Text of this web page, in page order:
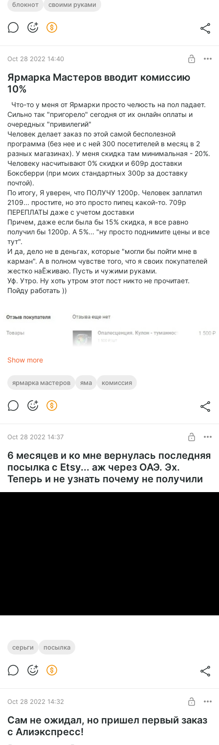
блокнот своими руками
Oct 28 2022 14:40
Ярмарка Мастеров вводит комиссию
10%
Что-то у меня от Ярмарки просто челюсть на пол падает.
Сильно так "пригорело" сегодня от их онлайн оплаты и
очередных "привилегий"
Человек делает заказ по этой самой бесполезной
программа (без нее и с ней 300 посетителей в месяц в 2
разных магазинах). У меня скидка там минимальная - 20%.
Человеку насчитывают 0% скидки и 609р доставки
Боксберри (при моих стандартных 300р за доставку
почтой).
По итогу, Я уверен, что ПОЛУЧУ 1200р. Человек заплатил
2109... простите, но это просто пипец какой-то. 709р
ПЕРЕПЛАТЫ даже с учетом доставки
Причем, даже если была бы 15% скидка, я все равно
получил бы 1200р. А 5%... "ну просто поднимите цены и все
тут".
И да, дело не в деньгах, которые "могли бы пойти мне в
карман". А в полном чувстве того, что я своих покупателей
жестко наЁживаю. Пусть и чужими руками.
Уф. Утро. Ну хоть утром этот пост никто не прочитает.
Пойду работать ))
Show more
ярмарка мастеров яма комиссия
Oct 28 2022 14:37
6 месяцев и ко мне вернулась последняя
посылка с Etsy... аж через ОАЭ. Эх.
Теперь и не узнать почему не получили
серьги посылка
Oct 28 2022 14:32
Сам не ожидал, но пришел первый заказ
с Алиэкспресс!